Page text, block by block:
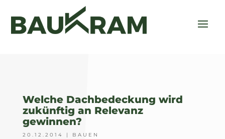
Welche Dachbedeckung wird
zukünftig an Relevanz
gewinnen?
20.12.2014 | BAUEN